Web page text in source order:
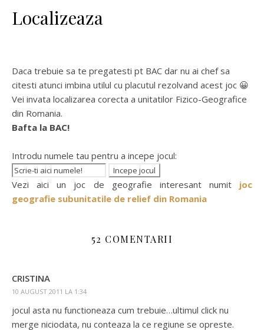
Localizeaza
Daca trebuie sa te pregatesti pt BAC dar nu ai chef sa
citesti atunci imbina utilul cu placutul rezolvand acest joc 😀
Vei invata localizarea corecta a unitatilor Fizico-Geografice
din Romania.
Bafta la BAC!
Introdu numele tau pentru a incepe jocul:
Vezi aici un joc de geografie interesant numit joc
geografie subunitatile de relief din Romania
52 COMENTARII
CRISTINA
10 AUGUST 2011 LA 1:34
jocul asta nu functioneaza cum trebuie…ultimul click nu
merge niciodata, nu conteaza la ce regiune se opreste.